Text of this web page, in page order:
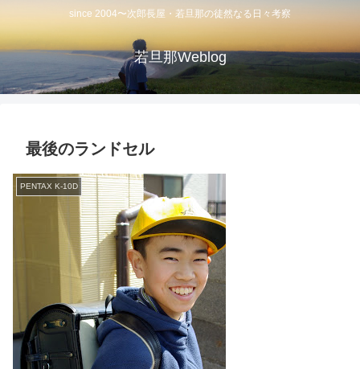
since 2004〜次郎長屋・若旦那の徒然なる日々考察
若旦那Weblog
最後のランドセル
PENTAX K-10D